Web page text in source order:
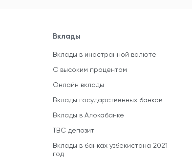
Вклады
Вклады в иностранной валюте
С высоким процентом
Онлайн вклады
Вклады государственных банков
Вклады в Алокабанке
TBC депозит
Вклады в банках узбекистана 2021
год